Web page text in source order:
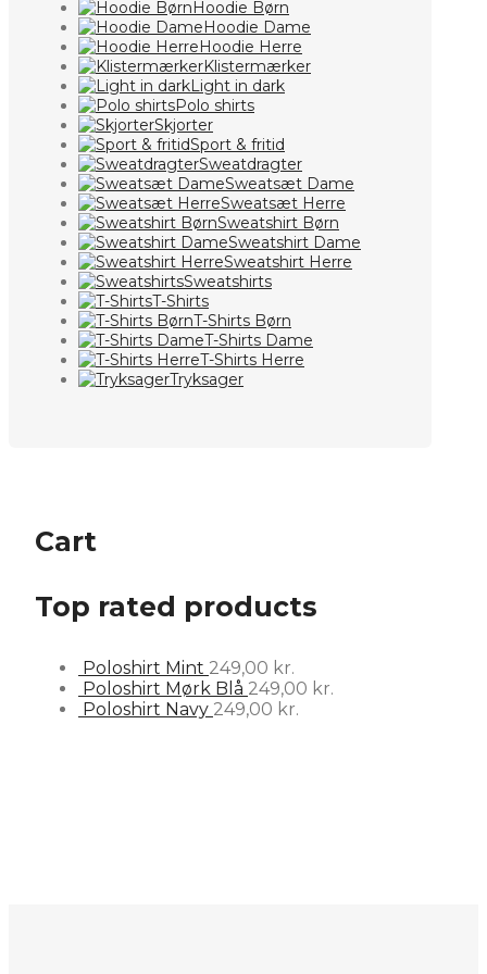
Hoodie Børn
Hoodie Dame
Hoodie Herre
Klistermærker
Light in dark
Polo shirts
Skjorter
Sport & fritid
Sweatdragter
Sweatsæt Dame
Sweatsæt Herre
Sweatshirt Børn
Sweatshirt Dame
Sweatshirt Herre
Sweatshirts
T-Shirts
T-Shirts Børn
T-Shirts Dame
T-Shirts Herre
Tryksager
Cart
Top rated products
Poloshirt Mint 249,00 kr.
Poloshirt Mørk Blå 249,00 kr.
Poloshirt Navy 249,00 kr.